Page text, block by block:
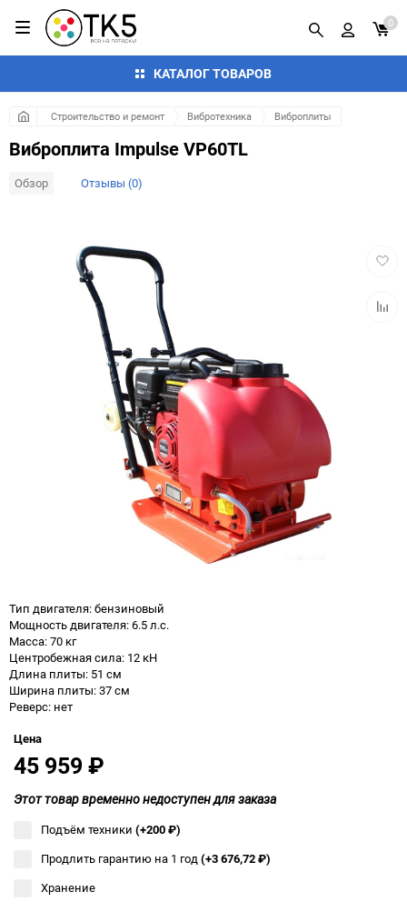
КАТАЛОГ ТОВАРОВ
0
Строительство и ремонт Вибротехника Виброплиты
Виброплита Impulse VP60TL
Обзор Отзывы (0)
Тип двигателя: бензиновый
Мощность двигателя: 6.5 л.с.
Масса: 70 кг
Центробежная сила: 12 кН
Длина плиты: 51 см
Ширина плиты: 37 см
Реверс: нет
Цена
45 959 ₽
Этот товар временно недоступен для заказа
Подъём техники (+200₽)
Продлить гарантию на 1 год(+3 676,72₽)
Хранение